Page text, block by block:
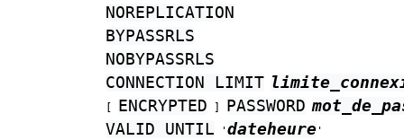
NOREPLICATION
BYPASSRLS
NOBYPASSRLS
CONNECTION LIMIT
ENCRYPTED PASSWORD
VALID UNTIL 'dateheure'